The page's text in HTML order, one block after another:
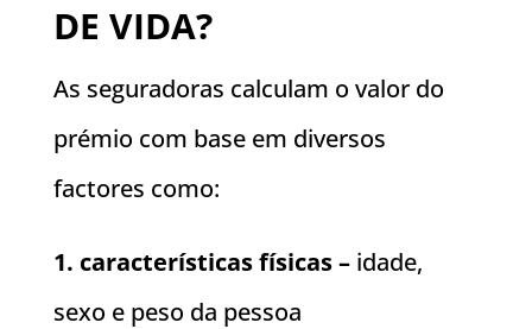
DE VIDA?
As seguradoras calculam o valor do
prémio com base em diversos
factores como:
1. características físicas –idade,
sexo e peso da pessoa